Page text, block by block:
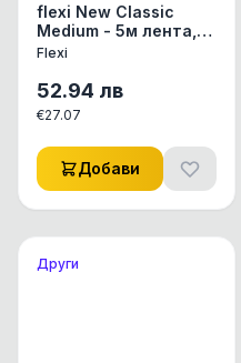
flexi New Classic
Medium - 5м лента,
до 25 кг - черен
Flexi
52.94 лв
€27.07
Добави
Други